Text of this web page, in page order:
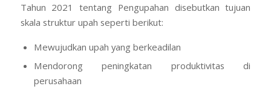
Tahun 2021 tentang Pengupahan disebutkan tujuan
skala struktur upah seperti berikut:
Mewujudkan upah yang berkeadilan
Mendorong peningkatan produktivitas di
perusahaan